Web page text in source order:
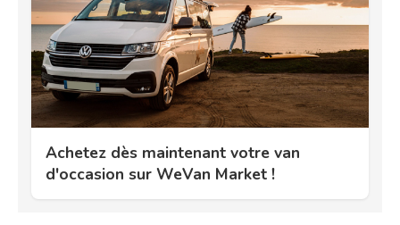
Achetez dès maintenant votre van
d'occasion sur WeVan Market !